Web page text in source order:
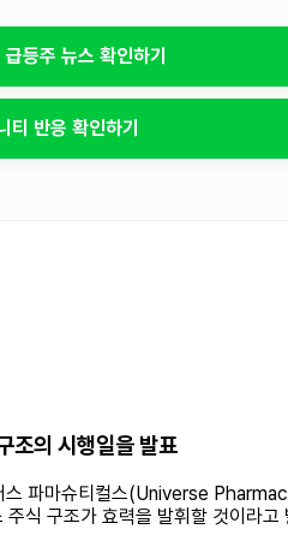
등주 뉴스 확인하기
티 반응 확인하기
의 시행일을 발표
파마슈티컬스(Universe
식 구조가 효력을 발휘할 것이라고